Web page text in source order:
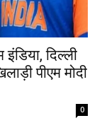
दिल्ली
पीएम मोदी
0